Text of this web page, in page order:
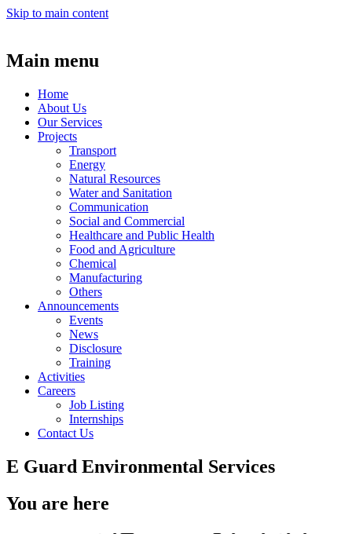
Skip to main content
Main menu
Home
About Us
Our Services
Projects
Transport
Energy
Natural Resources
Water and Sanitation
Communication
Social and Commercial
Healthcare and Public Health
Food and Agriculture
Chemical
Manufacturing
Others
Announcements
Events
News
Disclosure
Training
Activities
Careers
Job Listing
Internships
Contact Us
E Guard Environmental Services
You are here